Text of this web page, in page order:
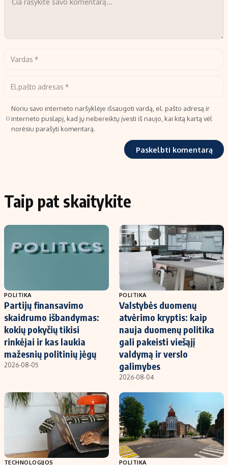
Noriu savo interneto naršyklėje išsaugoti vardą, el. pašto adresą ir
interneto puslapį, kad jų nebereiktų įvesti iš naujo, kai kitą kartą vėl
norėsiu parašyti komentarą.
Taip pat skaitykite
POLITIKA
Partijų finansavimo
skaidrumo išbandymas:
kokių pokyčių tikisi
rinkėjai ir kas laukia
mažesnių politinių jėgų
2026-08-05
POLITIKA
Valstybės duomenų
atvėrimo kryptis: kaip
nauja duomenų politika
gali pakeisti viešąjį
valdymą ir verslo
galimybes
2026-08-04
TECHNOLOGIJOS POLITIKA